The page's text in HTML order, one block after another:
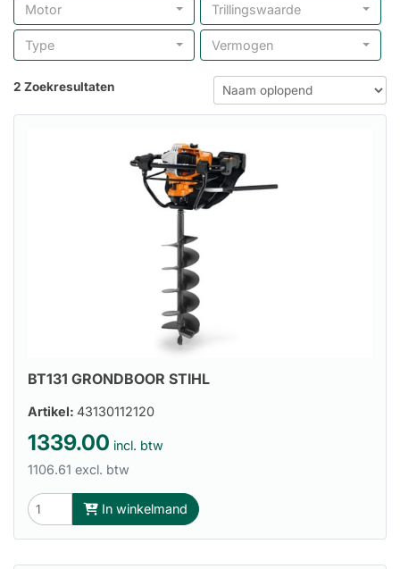
Motor Trillingswaarde
Type Vermogen
2 Zoekresultaten
BT131 GRONDBOOR STIHL
Artikel: 43130112120
1339.00 incl. btw
1106.61 excl. btw
In winkelmand